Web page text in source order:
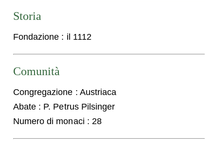
Storia
Fondazione : il 1112
Comunità
Congregazione : Austriaca
Abate : P. Petrus Pilsinger
Numero di monaci : 28